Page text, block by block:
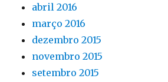
abril 2016
março 2016
dezembro 2015
novembro 2015
setembro 2015